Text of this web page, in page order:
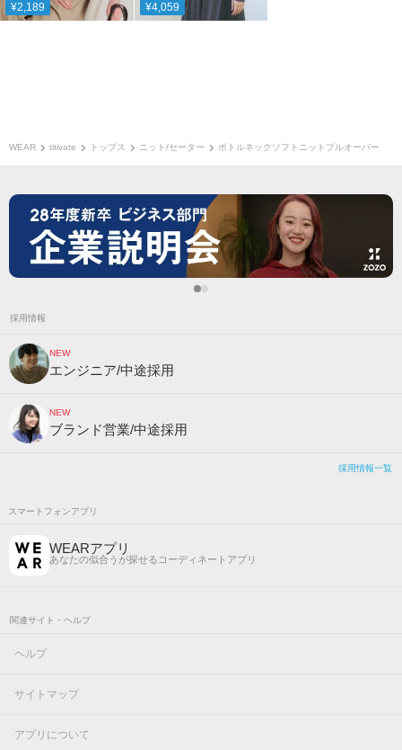
¥2,189 ¥4,059
WEAR titivate トップス ニット/セーター ボトルネックソフトニットプルオーバー
採用情報
NEW
エンジニア/中途採用
NEW
ブランド営業/中途採用
採用情報一覧
スマートフォンアプリ
WEARアプリ
あなたの似合うが探せるコーディネートアプリ
関連サイト・ヘルプ
ヘルプ
サイトマップ
アプリについて